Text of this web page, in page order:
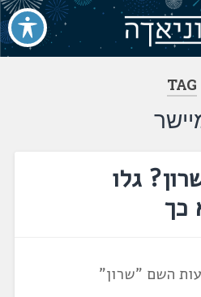
TAG
גלו
כך
השם "שרון"